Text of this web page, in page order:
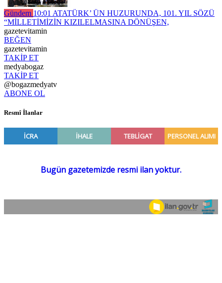
Gündem 10:01 ATATÜRK’ ÜN HUZURUNDA, 101. YIL SÖZÜ
“MİLLETİMİZİN KIZILELMASINA DÖNÜŞEN,
gazetevitamin
BEĞEN
gazetevitamin
TAKİP ET
medyabogaz
TAKİP ET
@bogazmedyatv
ABONE OL
Resmî İlanlar